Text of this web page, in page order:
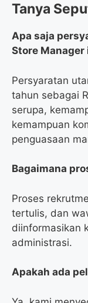
Tanya
Apa saja
Store Manager
Persyaratan
tahun sebagai
serupa,
kemampuan
penguasaan
Bagaimana
Proses
tertulis, dan
diinformasikan
administrasi.
Apakah ada